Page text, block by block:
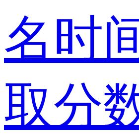
名时
取分